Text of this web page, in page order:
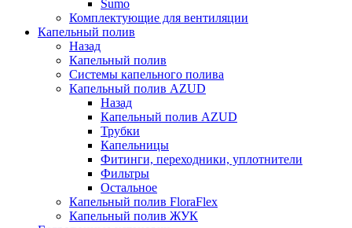
Sumo
Комплектующие для вентиляции
Капельный полив
Назад
Капельный полив
Системы капельного полива
Капельный полив AZUD
Назад
Капельный полив AZUD
Трубки
Капельницы
Фитинги, переходники, уплотнители
Фильтры
Остальное
Капельный полив FloraFlex
Капельный полив ЖУК